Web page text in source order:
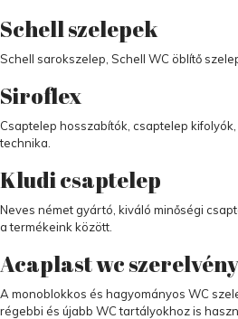
Schell szelepek
Schell sarokszelep, Schell WC öblítő
Siroflex
Csaptelep hosszabítók, csaptelep
technika.
Kludi csaptelep
Neves német gyártó, kiváló minőségi
a termékeink között.
Acaplast wc
A monoblokkos és hagyományos WC
régebbi és újabb WC tartályokhoz is